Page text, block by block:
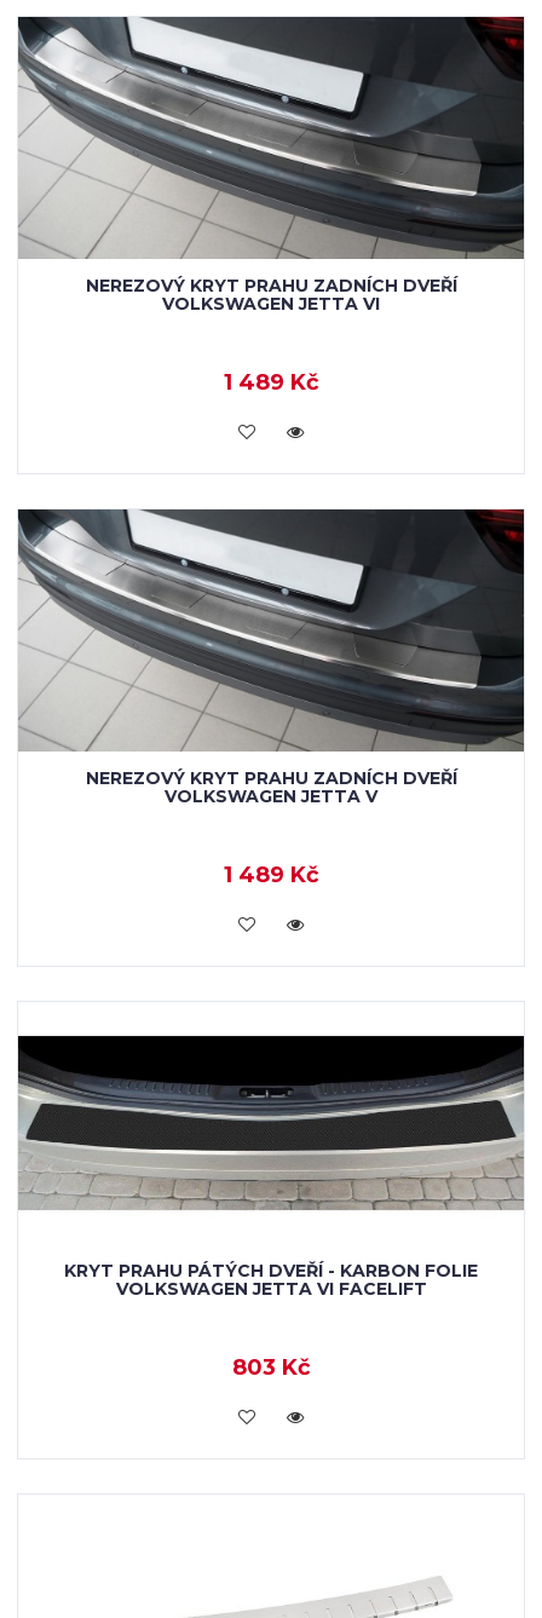
NEREZOVÝ KRYT PRAHU ZADNÍCH DVEŘÍ
VOLKSWAGEN JETTA VI
1 489 Kč
KOUPIT
NEREZOVÝ KRYT PRAHU ZADNÍCH DVEŘÍ
VOLKSWAGEN JETTA V
1 489 Kč
KOUPIT
KRYT PRAHU PÁTÝCH DVEŘÍ - KARBON FOLIE
VOLKSWAGEN JETTA VI FACELIFT
803 Kč
KOUPIT